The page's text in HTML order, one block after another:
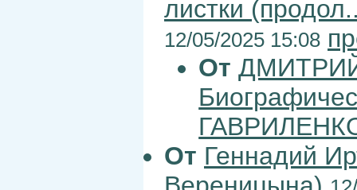
листки
12/05/2025 15:08
От
От Геннадий